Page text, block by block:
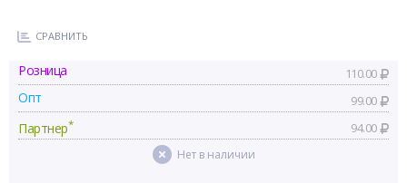
СРАВНИТЬ
Розница 110.00
Опт 99.00
Партнер* 94.00
Нет в наличии